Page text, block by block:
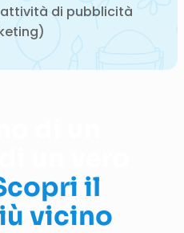
di pubblicità
il
vicino